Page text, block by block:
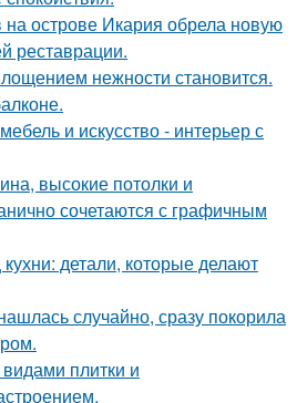
на острове Икария обрела новую
реставрации.
нежности становится.
и искусство - интерьер с
высокие потолки и
сочетаются с графичным
детали, которые делают
случайно, сразу покорила
плитки и